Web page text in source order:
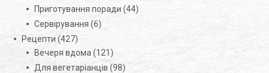
Приготування поради (44)
Сервірування (6)
Рецепти (427)
Вечеря вдома (121)
Для вегетаріанців (98)